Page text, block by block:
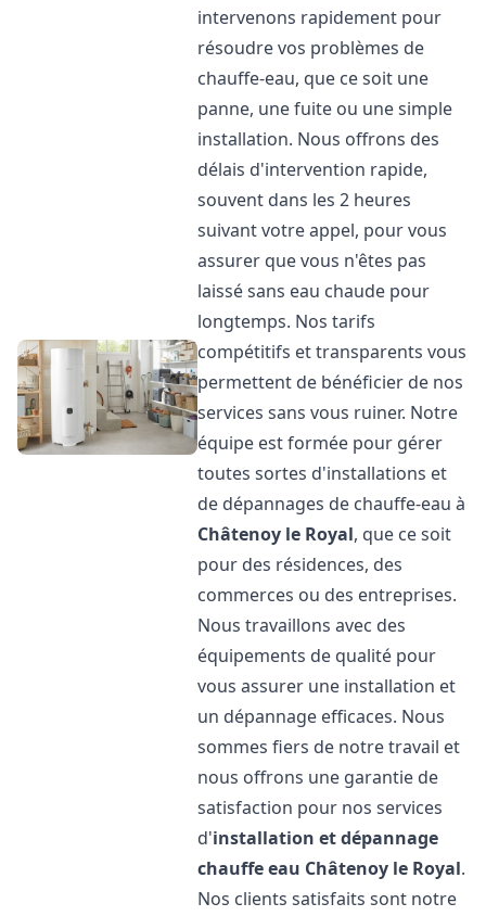
intervenons rapidement pour
résoudre vos problèmes de
chauffe-eau, que ce soit une
panne, une fuite ou une simple
installation. Nous offrons des
délais d'intervention rapide,
souvent dans les 2 heures
suivant votre appel, pour vous
assurer que vous n'êtes pas
laissé sans eau chaude pour
longtemps. Nos tarifs
compétitifs et transparents vous
permettent de bénéficier de nos
services sans vous ruiner. Notre
équipe est formée pour gérer
toutes sortes d'installations et
de dépannages de chauffe-eau à
Châtenoy le Royal, que ce soit
pour des résidences, des
commerces ou des entreprises.
Nous travaillons avec des
équipements de qualité pour
vous assurer une installation et
un dépannage efficaces. Nous
sommes fiers de notre travail et
nous offrons une garantie de
satisfaction pour nos services
d'installation et dépannage
chauffe eau Châtenoy le Royal.
Nos clients satisfaits sont notre